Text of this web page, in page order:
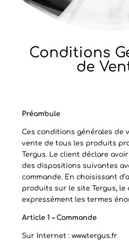
Conditions
de
Préambule
Ces conditions générales de
vente de tous les produits
Tergus. Le client déclare
des dispositions suivantes
commande. En choisissant
produits sur le site Tergus, le
expressément les termes
Article 1 – Commande
Sur Internet : www.tergus.fr